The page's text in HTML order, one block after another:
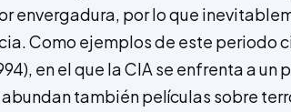
envergadura, por lo que
Como ejemplos de este periodo
en el que la CIA se enfrenta a un
también películas sobre